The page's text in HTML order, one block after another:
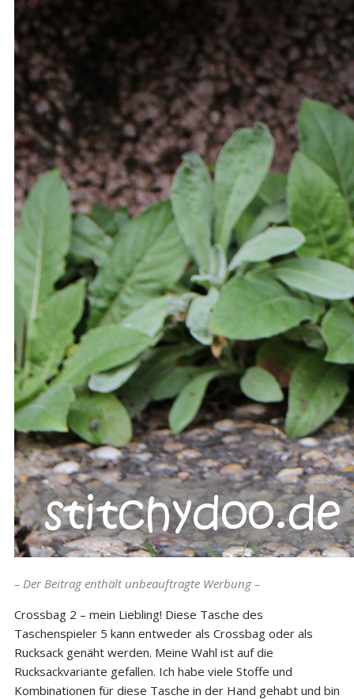
– Der Beitrag enthält unbeauftragte Werbung –
Crossbag 2 – mein Liebling! Diese Tasche des
Taschenspieler 5 kann entweder als Crossbag oder als
Rucksack genäht werden. Meine Wahl ist auf die
Rucksackvariante gefallen. Ich habe viele Stoffe und
Kombinationen für diese Tasche in der Hand gehabt und bin